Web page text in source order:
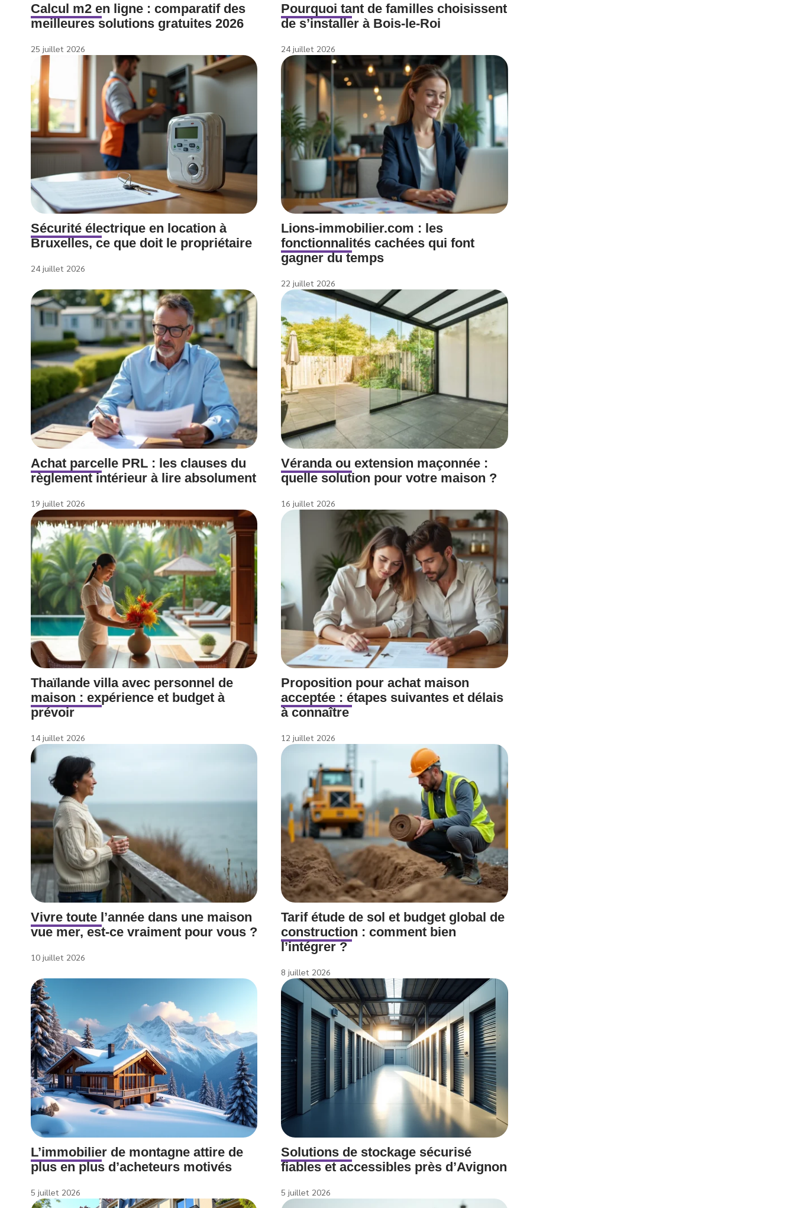
Calcul m2 en ligne : comparatif des
meilleures solutions gratuites 2026
25 juillet 2026
Pourquoi tant de familles choisissent
de s’installer à Bois-le-Roi
24 juillet 2026
Sécurité électrique en location à
Bruxelles, ce que doit le propriétaire
24 juillet 2026
Lions-immobilier.com : les
fonctionnalités cachées qui font
gagner du temps
22 juillet 2026
Achat parcelle PRL : les clauses du
règlement intérieur à lire absolument
19 juillet 2026
Véranda ou extension maçonnée :
quelle solution pour votre maison ?
16 juillet 2026
Thaïlande villa avec personnel de
maison : expérience et budget à
prévoir
14 juillet 2026
Proposition pour achat maison
acceptée : étapes suivantes et délais
à connaître
12 juillet 2026
Vivre toute l’année dans une maison
vue mer, est-ce vraiment pour vous ?
10 juillet 2026
Tarif étude de sol et budget global de
construction : comment bien
l’intégrer ?
8 juillet 2026
L’immobilier de montagne attire de
plus en plus d’acheteurs motivés
5 juillet 2026
Solutions de stockage sécurisé
fiables et accessibles près d’Avignon
5 juillet 2026